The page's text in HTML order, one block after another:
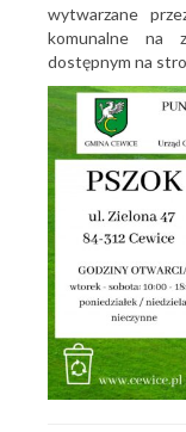
wytwarzane
komunalne na
dostępnym na